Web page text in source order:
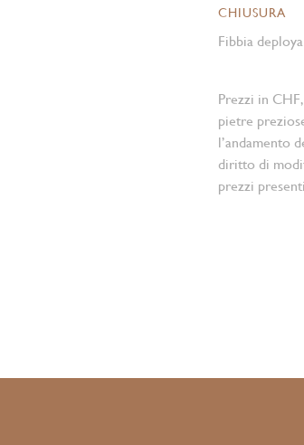
CHIUSURA
Fibbia
Prezzi in
pietre
l’andamento
diritto di
prezzi